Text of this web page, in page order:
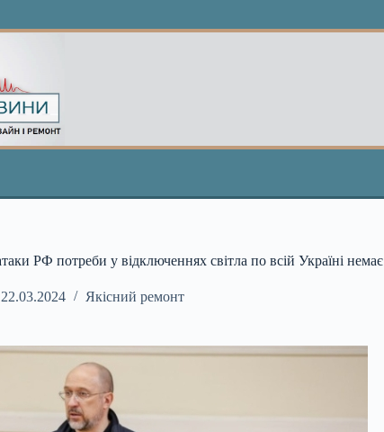
РФ потреби у відключеннях світла по всій Україні немає
22.03.2024 Якісний ремонт